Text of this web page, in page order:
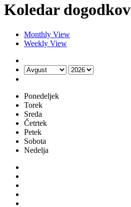
Koledar dogodkov
Monthly View
Weekly View
Ponedeljek
Torek
Sreda
Četrtek
Petek
Sobota
Nedelja